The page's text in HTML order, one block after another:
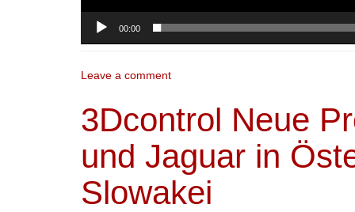
00:00
Leave a comment
3Dcontrol Neue
und Jaguar in
Slowakei